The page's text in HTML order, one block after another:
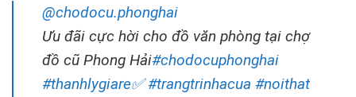
@chodocu.phonghai
Ưu đãi cực hời cho đồ văn phòng tại chợ
đồ cũ Phong Hải#chodocuphonghai
#thanhlygiare✅ #trangtrinhacua #noithat